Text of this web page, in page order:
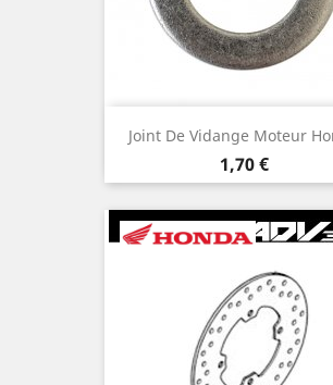
Joint De Vidange Moteur
Prix
1,70 €